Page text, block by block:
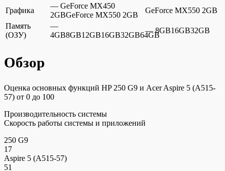
Графика
— GeForce MX450
2GBGeForce MX550 2GB
GeForce MX550 2GB
Память
(ОЗУ)
—
4GB8GB12GB16GB32GB64GB
— 8GB16GB32GB
Обзор
Оценка основных функций HP 250 G9 и Acer Aspire 5 (A515-
57) от 0 до 100
Производительность системы
Скорость работы системы и приложений
250 G9
17
Aspire 5 (A515-57)
51